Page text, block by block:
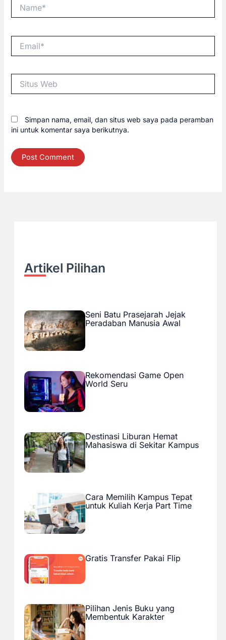
Web
Simpan nama, email, dan situs web saya pada peramban
ini untuk komentar saya berikutnya.
Artikel Pilihan
Seni Batu Prasejarah Jejak
Peradaban Manusia Awal
Rekomendasi Game Open
World Seru
Destinasi Liburan Hemat
Mahasiswa di Sekitar Kampus
Cara Memilih Kampus Tepat
untuk Kuliah Kerja Part Time
Gratis Transfer Pakai Flip
Pilihan Jenis Buku yang
Membentuk Karakter